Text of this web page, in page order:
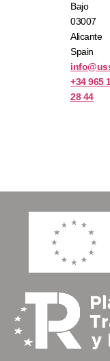
Bajo
03007
Alicante
Spain
+34 965
28 44